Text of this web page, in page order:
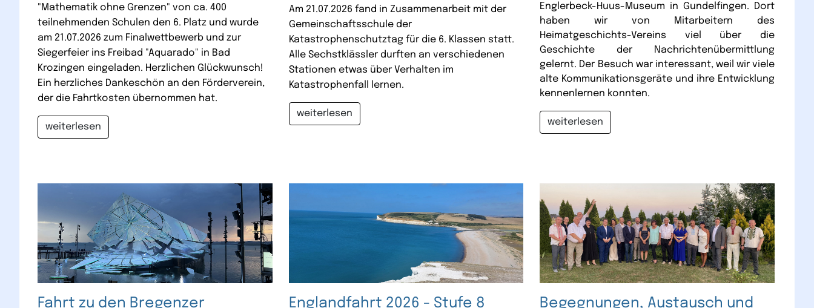
"Mathematik ohne Grenzen" von ca. 400
teilnehmenden Schulen den 6. Platz und wurde
am 21.07.2026 zum Finalwettbewerb und zur
Siegerfeier ins Freibad "Aquarado" in Bad
Krozingen eingeladen. Herzlichen Glückwunsch!
Ein herzliches Dankeschön an den Förderverein,
der die Fahrtkosten übernommen hat.
weiterlesen
Am 21.07.2026 fand in Zusammenarbeit mit der
Gemeinschaftsschule der
Katastrophenschutztag für die 6. Klassen statt.
Alle Sechstklässler durften an verschiedenen
Stationen etwas über Verhalten im
Katastrophenfall lernen.
weiterlesen
Englerbeck-Huus-Museum in Gundelfingen. Dort
haben wir von Mitarbeitern des
Heimatgeschichts-Vereins viel über die
Geschichte der Nachrichtenübermittlung
gelernt. Der Besuch war interessant, weil wir viele
alte Kommunikationsgeräte und ihre Entwicklung
kennenlernen konnten.
weiterlesen
Fahrt zu den Bregenzer Englandfahrt 2026 - Stufe 8 Begegnungen, Austausch und